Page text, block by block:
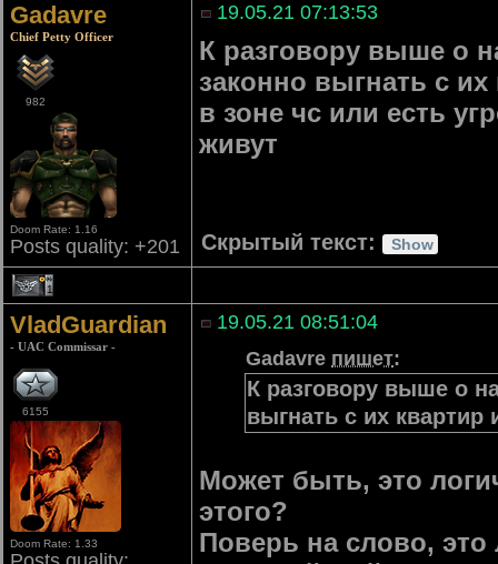
Gadavre
Chief Petty Officer
982
Doom Rate: 1.16
Posts quality: +201
19.05.21 07:13:53
К разговору выше о
законно выгнать с
в зоне чс или есть
живут
Скрытый текст:
1
VladGuardian
- UAC Commissar -
6155
Doom Rate: 1.33
19.05.21 08:51:04
Gadavre пишет:
К разговору выше о
выгнать с их квартир
Может быть, это
этого?
Поверь на слово, это